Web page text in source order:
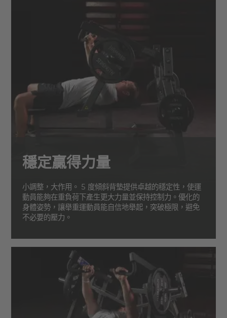
穩定贏得力量
小調整，大作用。 5 度傾斜背墊提供卓越的穩定性，使運
動員能夠在重負荷下產生更大力量並保持控制力。優化的
身體姿勢，讓舉重運動員能自信地舉起，突破極限，避免
不必要的壓力。